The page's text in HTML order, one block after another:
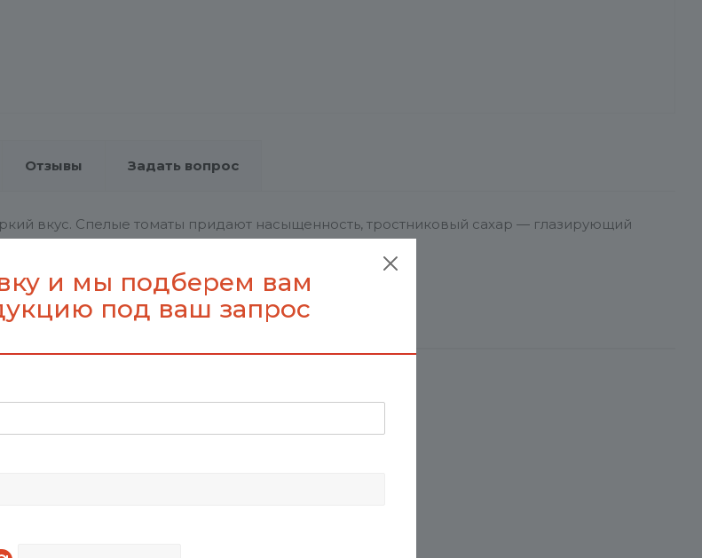
Отзывы Задать вопрос
вкус. Спелые томаты придают насыщенность, тростниковый сахар — глазирующий
корочку.
и мы подберем вам
под ваш запрос